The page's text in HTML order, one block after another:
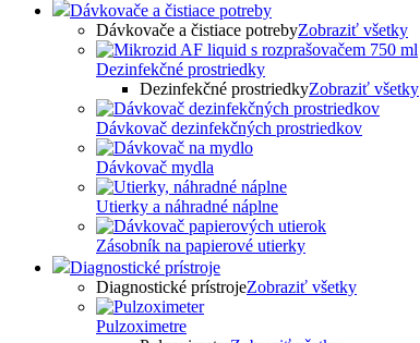
Dávkovače a čistiace potreby
Dávkovače a čistiace potrebyZobraziť všetky
Dezinfekčné prostriedky
Dezinfekčné prostriedkyZobraziť všetky
Dávkovač dezinfekčných prostriedkov
Dávkovač mydla
Utierky a náhradné náplne
Zásobník na papierové utierky
Diagnostické prístroje
Diagnostické prístrojeZobraziť všetky
Pulzoximetre